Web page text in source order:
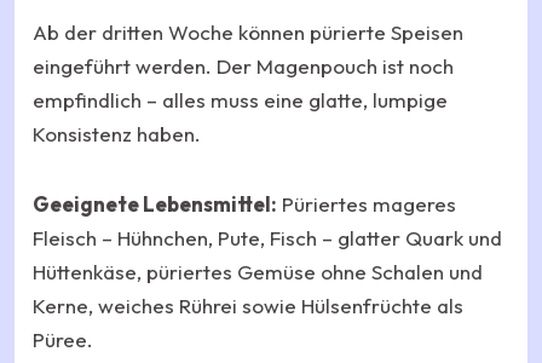
Ab der dritten Woche können pürierte Speisen
eingeführt werden. Der Magenpouch ist noch
empfindlich – alles muss eine glatte, lumpige
Konsistenz haben.
Geeignete Lebensmittel: Püriertes mageres
Fleisch – Hühnchen, Pute, Fisch – glatter Quark und
Hüttenkäse, püriertes Gemüse ohne Schalen und
Kerne, weiches Rührei sowie Hülsenfrüchte als
Püree.